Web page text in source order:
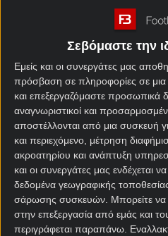
Σεβόμαστε την
Εμείς και οι συνεργάτες μας
πρόσβαση σε πληροφορίες σε
και επεξεργαζόμαστε προσωπικά
αναγνωριστικοί και
αποστέλλονται από μια συσκευή
και περιεχόμενο, μέτρηση
ακροατηρίου και ανάπτυξη
και οι συνεργάτες μας ενδέχεται
δεδομένα γεωγραφικής
σάρωσης συσκευών. Μπορείτε να
στην επεξεργασία από εμάς και
περιγράφεται παραπάνω.
Κοιν. :
Πρόσθεσε το
ΣΤΟΙΧΗΜΑΤΙΚΕΣ